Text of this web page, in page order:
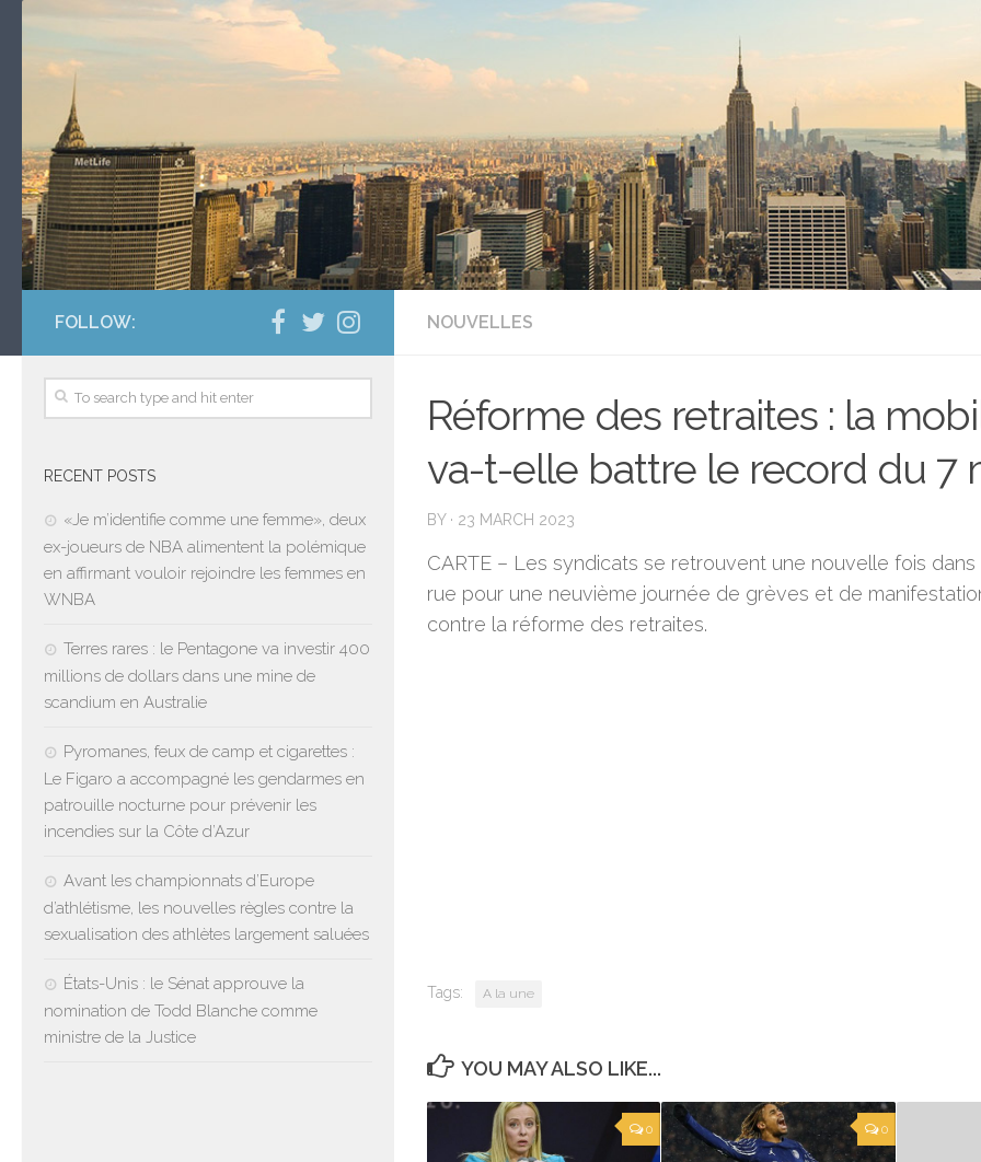
NOUVELLES
Réforme des retraites : la
va-t-elle battre le record du 7
BY · 23 MARCH 2023
CARTE – Les syndicats se retrouvent une nouvelle fois dans
rue pour une neuvième journée de grèves et de
contre la réforme des retraites.
Tags: A la une
YOU MAY ALSO LIKE...
0 0
FOLLOW:
RECENT POSTS
«Je m’identifie comme une femme», deux
ex-joueurs de NBA alimentent la polémique
en affirmant vouloir rejoindre les femmes en
WNBA
Terres rares : le Pentagone va investir 400
millions de dollars dans une mine de
scandium en Australie
Pyromanes, feux de camp et cigarettes :
Le Figaro a accompagné les gendarmes en
patrouille nocturne pour prévenir les
incendies sur la Côte d’Azur
Avant les championnats d’Europe
d’athlétisme, les nouvelles règles contre la
sexualisation des athlètes largement saluées
États-Unis : le Sénat approuve la
nomination de Todd Blanche comme
ministre de la Justice